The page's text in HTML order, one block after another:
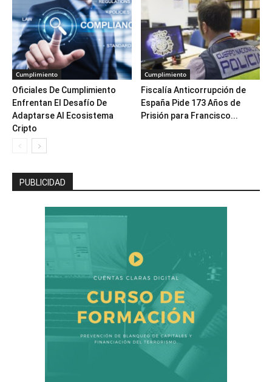
Cumplimiento
Oficiales De Cumplimiento
Enfrentan El Desafío De
Adaptarse Al Ecosistema
Cripto
Cumplimiento
Fiscalía Anticorrupción de
España Pide 173 Años de
Prisión para Francisco...
PUBLICIDAD